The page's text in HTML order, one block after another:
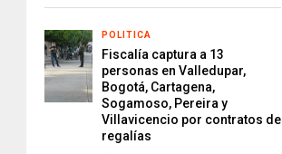
POLITICA
Fiscalía captura a 13
personas en Valledupar,
Bogotá, Cartagena,
Sogamoso, Pereira y
Villavicencio por contratos de
regalías